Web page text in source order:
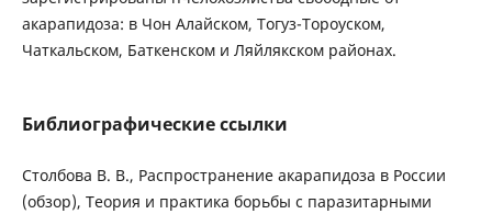
акарапидоза: в Чон Алайском, Тогуз-Тороуском,
Чаткальском, Баткенском и Ляйлякском районах.
Библиографические ссылки
Столбова В. В., Распространение акарапидоза в России
(обзор), Теория и практика борьбы с паразитарными